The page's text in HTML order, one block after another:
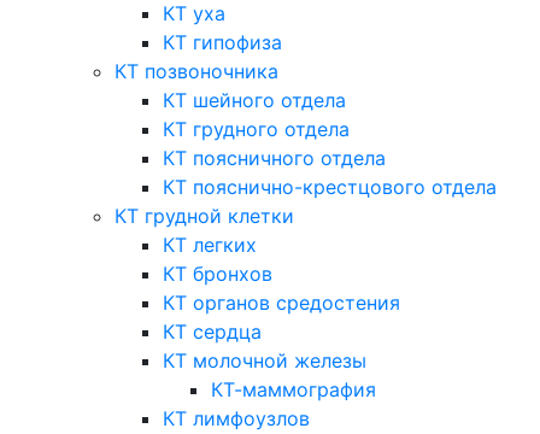
КТ уха
КТ гипофиза
КТ позвоночника
КТ шейного отдела
КТ грудного отдела
КТ поясничного отдела
КТ пояснично-крестцового отдела
КТ грудной клетки
КТ легких
КТ бронхов
КТ органов средостения
КТ сердца
КТ молочной железы
КТ-маммография
КТ лимфоузлов